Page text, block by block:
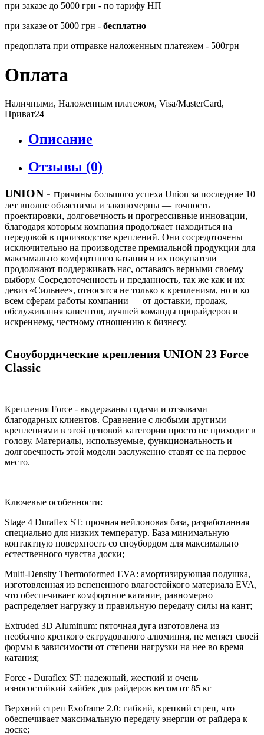
при заказе до 5000 грн - по тарифу НП
при заказе от 5000 грн - бесплатно
предоплата при отправке наложенным платежем - 500грн
Оплата
Наличными, Наложенным платежом, Visa/MasterCard,
Приват24
Описание
Отзывы (0)
UNION- причины большого успеха Union за последние 10
лет вполне объяснимы и закономерны — точность
проектировки, долговечность и прогрессивные инновации,
благодаря которым компания продолжает находиться на
передовой в производстве креплений. Они сосредоточены
исключительно на производстве премиальной продукции для
максимально комфортного катания и их покупатели
продолжают поддерживать нас, оставаясь верными своему
выбору. Сосредоточенность и преданность, так же как и их
девиз «Сильнее», относятся не только к креплениям, но и ко
всем сферам работы компании — от доставки, продаж,
обслуживания клиентов, лучшей команды прорайдеров и
искреннему, честному отношению к бизнесу.
Сноубордические крепления UNION 23 Force
Classic
Крепления Force - выдержаны годами и отзывами
благодарных клиентов. Сравнение с любыми другими
креплениями в этой ценовой категории просто не приходит в
голову. Материалы, используемые, функциональность и
долговечность этой модели заслуженно ставят ее на первое
место.
Ключевые особенности:
Stage 4 Duraflex ST: прочная нейлоновая база, разработанная
специально для низких температур. База минимальную
контактную поверхность со сноубордом для максимально
естественного чувства доски;
Multi-Density Thermoformed EVA: амортизирующая подушка,
изготовленная из вспененного влагостойкого материала EVA,
что обеспечивает комфортное катание, равномерно
распределяет нагрузку и правильную передачу силы на кант;
Extruded 3D Aluminum: пяточная дуга изготовлена ​​из
необычно крепкого ектрудованого алюминия, не меняет своей
формы в зависимости от степени нагрузки на нее во время
катания;
Force - Duraflex ST: надежный, жесткий и очень
износостойкий хайбек для райдеров весом от 85 кг
Верхний стреп Exoframe 2.0: гибкий, крепкий стреп, что
обеспечивает максимальную передачу энергии от райдера к
доске;